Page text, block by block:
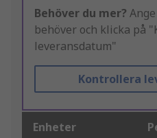
Behöver du mer?
behöver och klicka på
leveransdatum"
Kontrollera
Enheter